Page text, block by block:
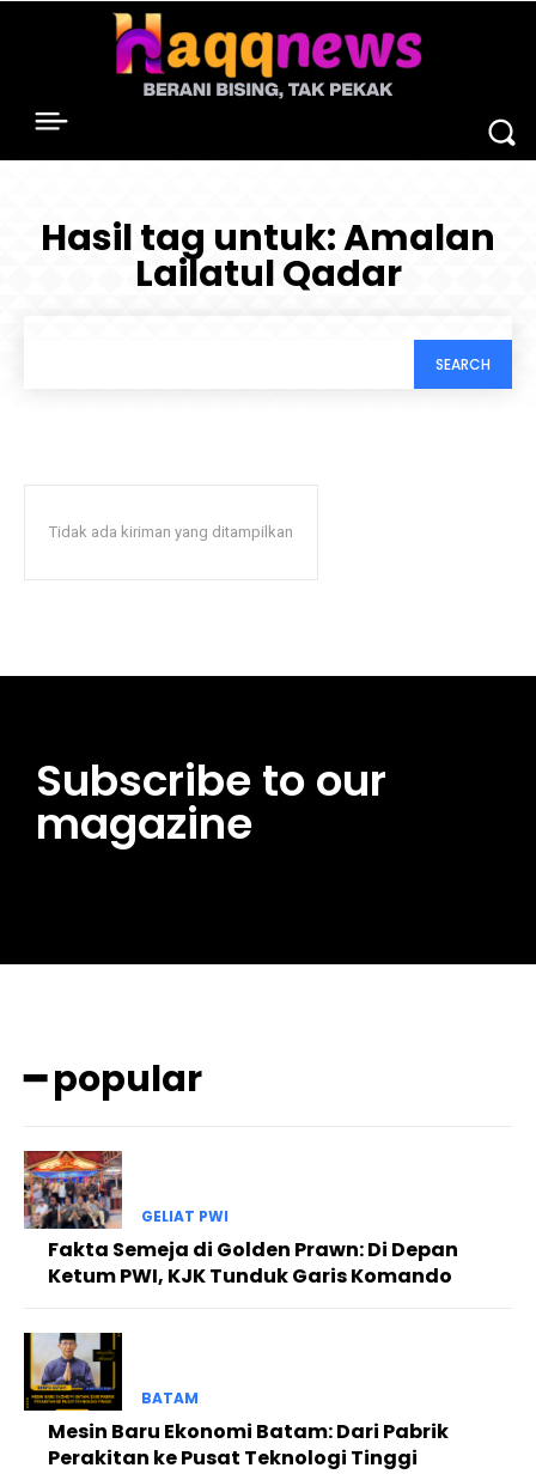
Hasil tag untuk:Amalan
Lailatul Qadar
SEARCH
Tidak ada kiriman yang ditampilkan
Subscribe to our
magazine
━ popular
GELIAT PWI
Fakta Semeja di Golden Prawn: Di Depan
Ketum PWI, KJK Tunduk Garis Komando
BATAM
Mesin Baru Ekonomi Batam: Dari Pabrik
Perakitan ke Pusat Teknologi Tinggi